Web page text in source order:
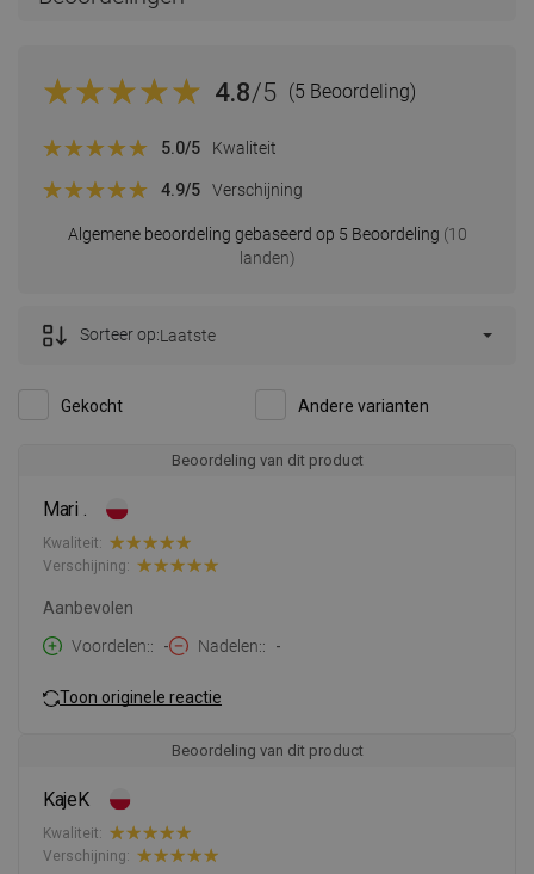
4.8/5 (5 Beoordeling)
Algemene beoordeling gebaseerd op 5 Beoordeling (10
landen)
5.0/5 Kwaliteit
4.9/5 Verschijning
Gekocht Andere varianten
Sorteer op:Laatste
Beoordeling van dit product
Mari .
Kwaliteit:
Verschijning:
Aanbevolen
Voordelen:
- Nadelen: -
Toon originele reactie
Beoordeling van dit product
KajeK
Kwaliteit:
Verschijning: